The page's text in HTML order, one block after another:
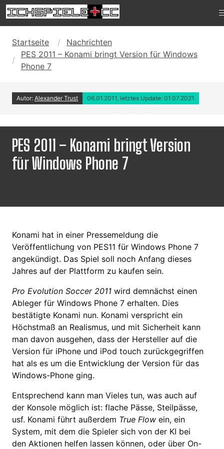
Startseite
Nachrichten
PES 2011 – Konami bringt Version für Windows
Phone 7
Autor: Alexander Trust 06.01.2011, letztes Update: 01.07.2021
PES 2011 – Konami bringt Version
für Windows Phone 7
Konami hat in einer Pressemeldung die
Veröffentlichung von PES11 für Windows Phone 7
angekündigt. Das Spiel soll noch Anfang dieses
Jahres auf der Plattform zu kaufen sein.
Pro Evolution Soccer 2011 wird demnächst einen
Ableger für Windows Phone 7 erhalten. Dies
bestätigte Konami nun. Konami verspricht ein
Höchstmaß an Realismus, und mit Sicherheit kann
man davon ausgehen, dass der Hersteller auf die
Version für iPhone und iPod touch zurückgegriffen
hat als es um die Entwicklung der Version für das
Windows-Phone ging.
Entsprechend kann man Vieles tun, was auch auf
der Konsole möglich ist: flache Pässe, Steilpässe,
usf. Konami führt außerdem True Flow ein, ein
System, mit dem die Spieler sich von der KI bei
den Aktionen helfen lassen können, oder über On-